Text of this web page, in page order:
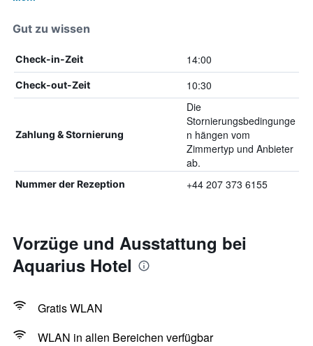
Gut zu wissen
Check-in-Zeit 14:00
Check-out-Zeit 10:30
Zahlung & Stornierung
Die
Stornierungsbedingunge
n hängen vom
Zimmertyp und Anbieter
ab.
Nummer der Rezeption +44 207 373 6155
Vorzüge und Ausstattung bei
Aquarius Hotel
Gratis WLAN
WLAN in allen Bereichen verfügbar